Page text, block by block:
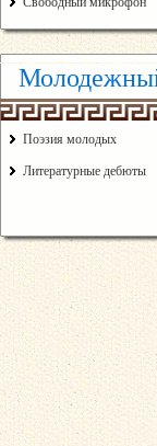
Поэзия молодых
Литературные дебюты